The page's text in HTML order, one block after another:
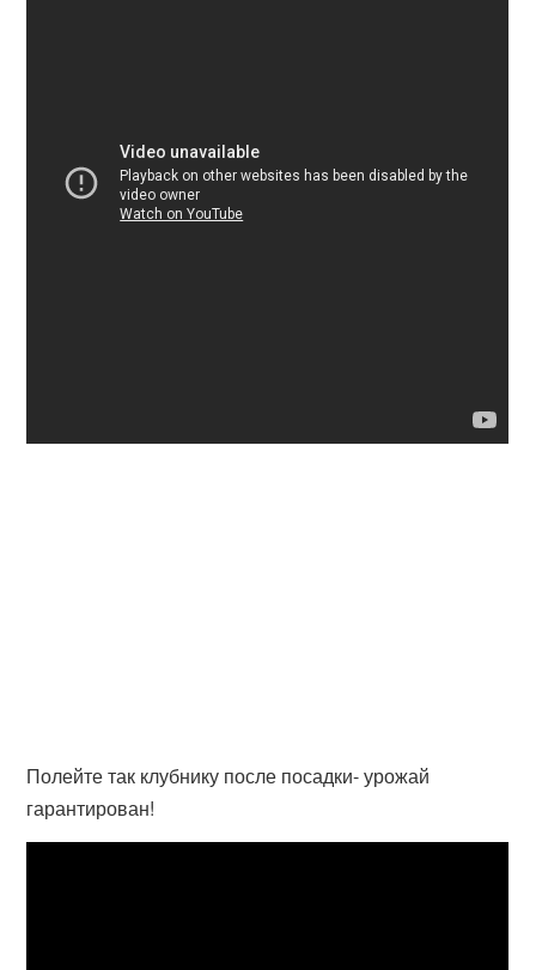
Полейте так клубнику после посадки- урожай
гарантирован!